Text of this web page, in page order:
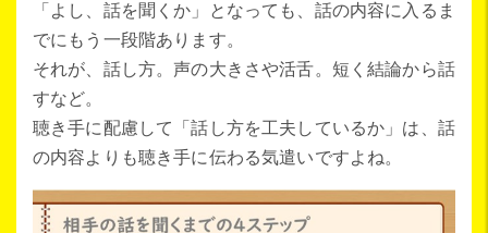
「よし、話を聞くか」となっても、話の内容に入るま
でにもう一段階あります。
それが、話し方。声の大きさや活舌。短く結論から話
すなど。
聴き手に配慮して「話し方を工夫しているか」は、話
の内容よりも聴き手に伝わる気遣いですよね。